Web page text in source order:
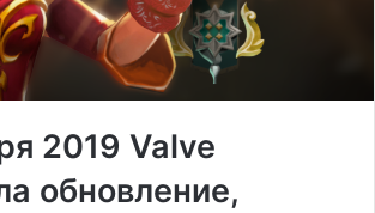
2019 Valve
обновление,